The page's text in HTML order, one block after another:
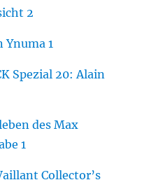
2
Ynuma 1
Spezial 20: Alain
des Max
1
Collector’s